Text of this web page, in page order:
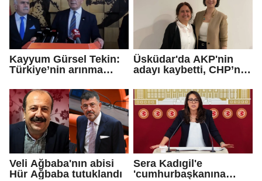
Kayyum Gürsel Tekin:
Türkiye’nin arınma
geldiniz...
Üsküdar'da AKP'nin
adayı kaybetti, CHP’nin
Çetinkaya Başkan
Vekili seçildi
Veli Ağbaba'nın abisi
Hür Ağbaba tutuklandı
Sera Kadıgil'e
'cumhurbaşkanına